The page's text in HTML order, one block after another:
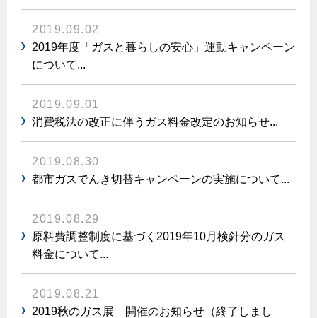
各種手続き
ガス使用開始のご案内
ガス使用停止のご案内
インターネット受付
2019.09.02
2019年度「ガスと暮らしの安⼼」運動キャンペーン
について...
2019.09.01
消費税法の改正に伴うガス料金改定のお知らせ...
2019.08.30
都市ガスでんき切替キャンペーンの実施について...
2019.08.29
原料費調整制度に基づく2019年10月検針分のガス
料金について...
2019.08.21
2019秋のガス展 開催のお知らせ（終了しまし